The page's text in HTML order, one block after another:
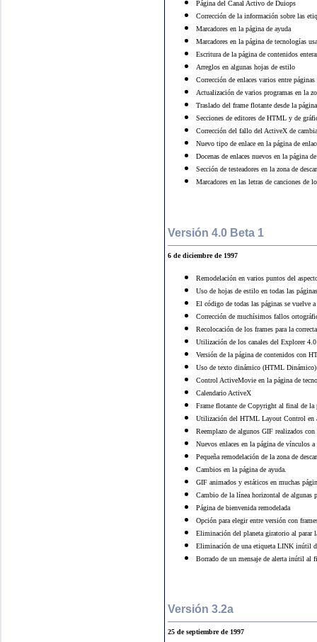
Página del Canal Activo de Duiops
Corrección de la información sobre las
Marcadores en la página de ayuda
Marcadores en la página de tecnologías
Escritura de la página de contenidos
Arreglos en algunas hojas de estilo
Corrección de enlaces varios entre páginas
Actualización de varios programas en la
Traslado del frame flotante desde la
Secciones de editores de HTML y de
Corrección del fallo del ActiveX de
Nuevo tipo de enlace en la página de
Docenas de enlaces nuevos en la página
Sección de testeadores en la zona de
Marcadores en las letras de canciones de
Versión 4.0 Beta 1
6 de diciembre de 1997
Remodelación en varios puntos del
Uso de hojas de estilo en todas las
El código de todas las páginas se vuelve
Corrección de muchísimos fallos
Recolocación de los frames para la
Utilización de los canales del Explorer 4.0
Versión de la página de contenidos con
Uso de texto dinámico (HTML Dinámico)
Control ActiveMovie en la página de
Calendario ActiveX
Frame flotante de Copyright al final de la
Utilización del HTML Layout Control en
Reemplazo de algunos GIF realizados
Nuevos enlaces en la página de vínculos
Pequeña remodelación de la zona de
Cambios en la página de ayuda.
GIF animados y estáticos en muchas
Cambio de la línea horizontal de algunas
Página de bienvenida remodelada
Opción para elegir entre versión con
Eliminación del planeta giratorio al parar
Eliminación de una etiqueta LINK inútil
Borrado de un mensaje de alerta inútil al
Versión 3.2a
25 de septiembre de 1997